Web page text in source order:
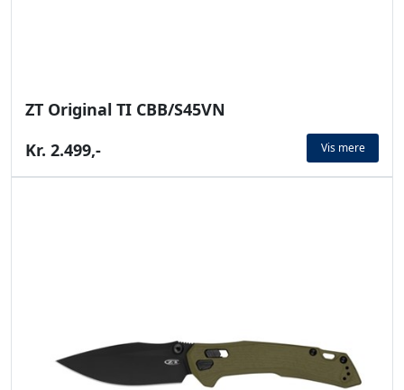
ZT Original TI CBB/S45VN
Kr. 2.499,-
Vis mere